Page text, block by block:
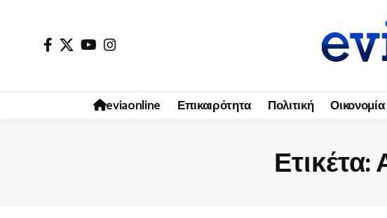
eviaonline Επικαιρότητα Πολιτική Οικονομία
Ετικέτα: